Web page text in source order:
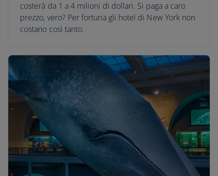
costerà da 1 a 4 milioni di dollari. Si paga a caro
prezzo, vero? Per fortuna gli hotel di New York non
costano così tanto.